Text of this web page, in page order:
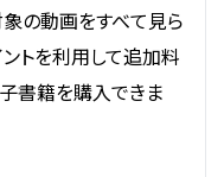
の動画をすべて見ら
トを利用して追加料
書籍を購入できま